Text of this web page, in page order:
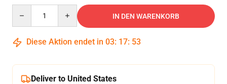
IN DEN WARENKORB
Diese Aktion endet in 03: 17: 53
Deliver to United States